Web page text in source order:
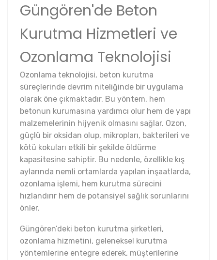
Güngören'de Beton
Kurutma Hizmetleri ve
Ozonlama Teknolojisi
Ozonlama teknolojisi, beton kurutma
süreçlerinde devrim niteliğinde bir uygulama
olarak öne çıkmaktadır. Bu yöntem, hem
betonun kurumasına yardımcı olur hem de yapı
malzemelerinin hijyenik olmasını sağlar. Ozon,
güçlü bir oksidan olup, mikropları, bakterileri ve
kötü kokuları etkili bir şekilde öldürme
kapasitesine sahiptir. Bu nedenle, özellikle kış
aylarında nemli ortamlarda yapılan inşaatlarda,
ozonlama işlemi, hem kurutma sürecini
hızlandırır hem de potansiyel sağlık sorunlarını
önler.
Güngören’deki beton kurutma şirketleri,
ozonlama hizmetini, geleneksel kurutma
yöntemlerine entegre ederek, müşterilerine